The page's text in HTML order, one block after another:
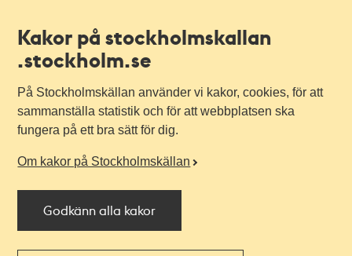
Kakor på stockholmskallan
.stockholm.se
På Stockholmskällan använder vi kakor, cookies, för att
sammanställa statistik och för att webbplatsen ska
fungera på ett bra sätt för dig.
Om kakor på Stockholmskällan
Godkänn alla kakor